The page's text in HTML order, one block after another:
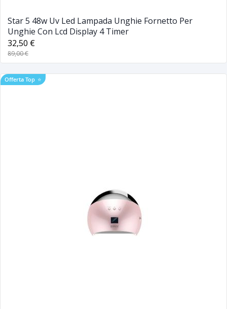
Star 5 48w Uv Led Lampada Unghie Fornetto Per
Unghie Con Lcd Display 4 Timer
32,50 €
89,00 €
Offerta Top ⭐